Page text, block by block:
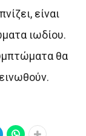
είναι
ιωδίου.
θα